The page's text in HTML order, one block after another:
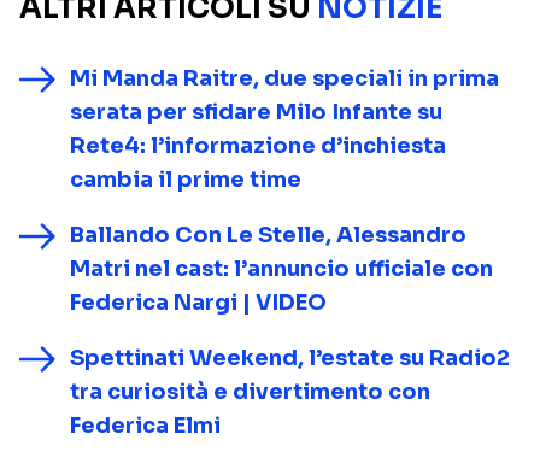
ALTRI ARTICOLI SU NOTIZIE
Mi Manda Raitre, due speciali in prima
serata per sfidare Milo Infante su
Rete4: l’informazione d’inchiesta
cambia il prime time
Ballando Con Le Stelle, Alessandro
Matri nel cast: l’annuncio ufficiale con
Federica Nargi | VIDEO
Spettinati Weekend, l’estate su Radio2
tra curiosità e divertimento con
Federica Elmi